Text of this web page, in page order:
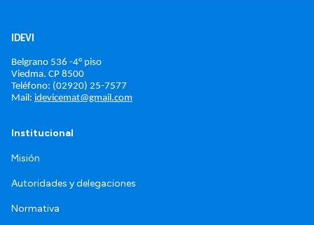
IDEVI
Belgrano 536 -4° piso
Viedma. CP 8500
Teléfono: (02920) 25-7577
Mail: idevicemat@gmail.com
Institucional
Misión
Autoridades y delegaciones
Normativa